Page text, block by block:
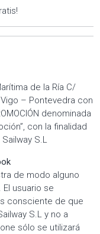
de la Ría C/
– Pontevedra con
denominada
con la finalidad
S.L
de modo alguno
usuario se
consciente de que
S.L y no a
sólo se utilizará